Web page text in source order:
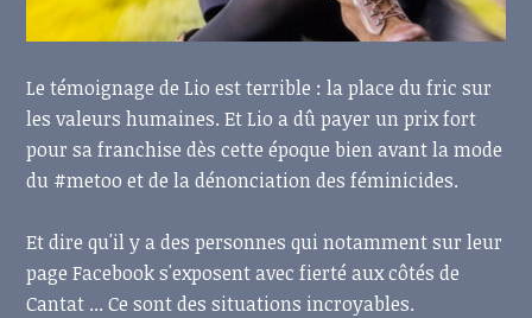
Le témoignage de Lio est terrible : la place du fric sur
les valeurs humaines. Et Lio a dû payer un prix fort
pour sa franchise dès cette époque bien avant la mode
du #metoo et de la dénonciation des féminicides.
Et dire qu'il y a des personnes qui notamment sur leur
page Facebook s'exposent avec fierté aux côtés de
Cantat ... Ce sont des situations incroyables.